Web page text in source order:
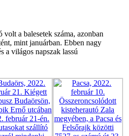
a balesetek száma, azonban
mint januárban. Ebben nagy
a világos napszak lassú